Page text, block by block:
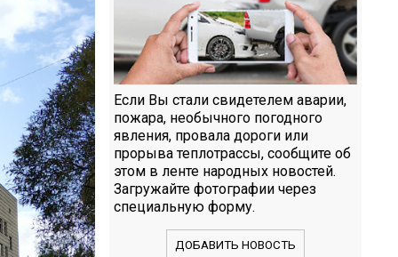
Если Вы стали свидетелем аварии,
пожара, необычного погодного
явления, провала дороги или
прорыва теплотрассы, сообщите об
этом в ленте народных новостей.
Загружайте фотографии через
специальную форму.
ДОБАВИТЬ НОВОСТЬ